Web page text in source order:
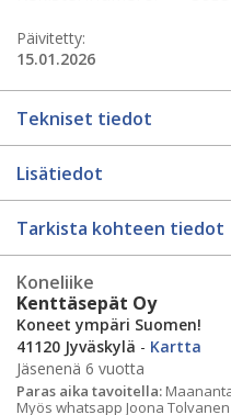
Päivitetty:
15.01.2026
Tekniset tiedot
Lisätiedot
Tarkista kohteen tiedot
Koneliike
Kenttäsepät Oy
Koneet ympäri Suomen!
41120 Jyväskylä - Kartta
Jäsenenä 6 vuotta
Paras aika tavoitella:
Myös whatsapp Joona Tolvanen